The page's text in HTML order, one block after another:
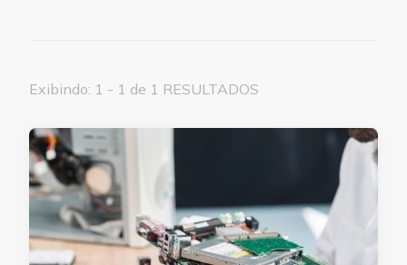
Exibindo: 1 - 1 de 1 RESULTADOS